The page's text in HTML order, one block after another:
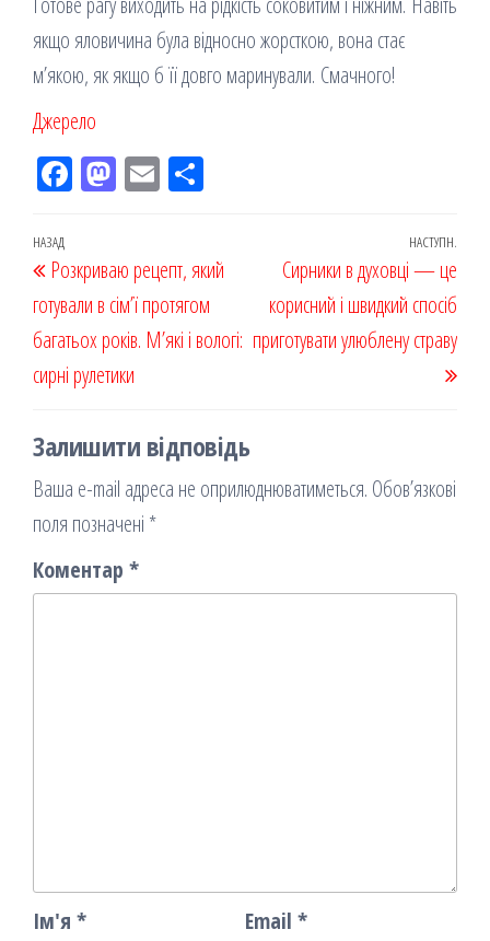
якщо яловичина була відносно жорсткою, вона стає
м’якою, як якщо б її довго маринували. Смачного!
Джерело
Fac
k
M
on
Em
ис
я
Навігація
записів
Попередній
запис
НАЗАД
Розкриваю рецепт, який
готували в сім’ї протягом
багатьох років. М’які і вологі:
сирні рулетики
НАСТУПН.
Сирники в духовці — це
корисний і швидкий спосіб
приготувати улюблену страву
Залишити відповідь
Ваша e-mail адреса не оприлюднюватиметься. Обов’язкові
поля позначені *
Коментар *
Ім'я * Email *